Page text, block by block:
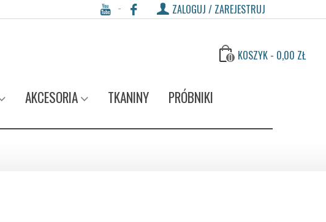
ZALOGUJ / ZAREJESTRUJ
0 KOSZYK - 0,00 ZŁ
AKCESORIA TKANINY PRÓBNIKI